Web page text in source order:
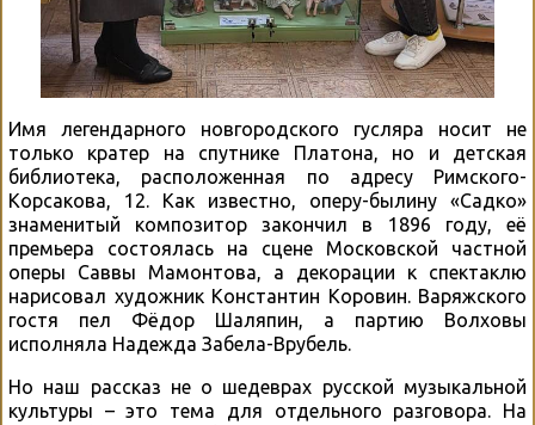
Имя легендарного новгородского гусляра носит не
только кратер на спутнике Платона, но и детская
библиотека, расположенная по адресу Римского-
Корсакова, 12. Как известно, оперу-былину «Садко»
знаменитый композитор закончил в 1896 году, её
премьера состоялась на сцене Московской частной
оперы Саввы Мамонтова, а декорации к спектаклю
нарисовал художник Константин Коровин. Варяжского
гостя пел Фёдор Шаляпин, а партию Волховы
исполняла Надежда Забела-Врубель.
Но наш рассказ не о шедеврах русской музыкальной
культуры – это тема для отдельного разговора. На